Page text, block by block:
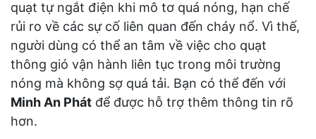
quạt tự ngắt điện khi mô tơ quá nóng, hạn chế
rủi ro về các sự cố liên quan đến cháy nổ. Vì thế,
người dùng có thể an tâm về việc cho quạt
thông gió vận hành liên tục trong môi trường
nóng mà không sợ quá tải. Bạn có thể đến với
Minh An Phát để được hỗ trợ thêm thông tin rõ
hơn.